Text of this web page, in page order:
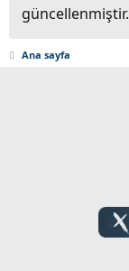
güncellenmiştir.
Ana sayfa